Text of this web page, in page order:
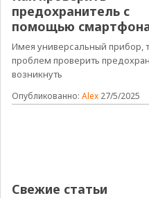
предохранитель с
помощью
Имея универсальный прибор,
проблем проверить
возникнуть
Опубликованно: Alex 27/5/2025
Свежие статьи